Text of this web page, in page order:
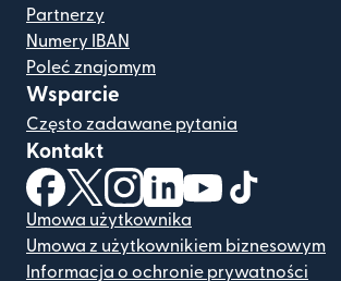
Partnerzy
Numery IBAN
Poleć znajomym
Wsparcie
Często zadawane pytania
Kontakt
(otwiera się w nowym oknie)
(otwiera się w nowym oknie)
(otwiera się w nowym
(otwiera się w
(otwiera się w
Umowa użytkownika
Umowa z użytkownikiem biznesowym
Informacja o ochronie prywatności